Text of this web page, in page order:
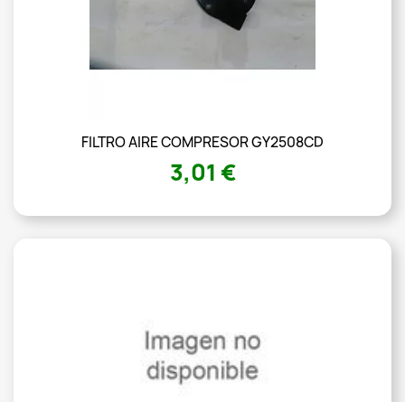
FILTRO AIRE COMPRESOR GY2508CD
3,01 €